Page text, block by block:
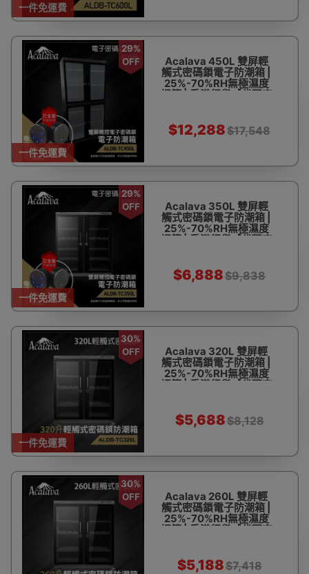
一件免運費
一件免運費
29%
OFF
Acalava 450L 雙屏輕
觸式密碼鎖電子防潮箱 |
25%-70%RH無極濕度
調節 | 香港行貨【代理直
$12,288$17,548
一件免運費
29%
OFF
Acalava 350L 雙屏輕
觸式密碼鎖電子防潮箱 |
25%-70%RH無極濕度
調節 | 香港行貨【代理直
$6,888$9,838
一件免運費
30%
OFF
Acalava 320L 雙屏輕
觸式密碼鎖電子防潮箱 |
25%-70%RH無極濕度
調節 | 香港行貨【代理直
$5,688$8,128
30%
OFF
Acalava 260L 雙屏輕
觸式密碼鎖電子防潮箱 |
25%-70%RH無極濕度
調節 | 香港行貨【代理直
$5,188$7,418